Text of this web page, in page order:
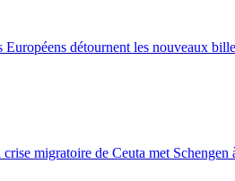
Européens détournent les nouveaux
migratoire de Ceuta met Schengen